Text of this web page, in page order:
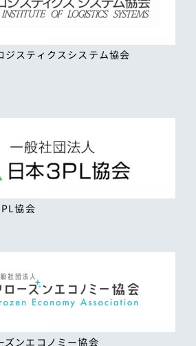
ジスティクスシステム協会
協会
ズンエコノミー協会